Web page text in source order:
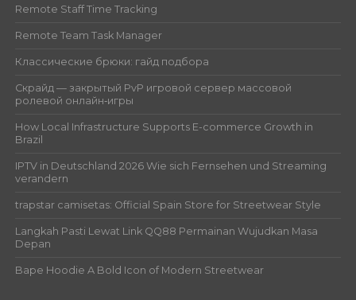
Remote Staff Time Tracking
Remote Team Task Manager
Классические брюки: гайд подбора
Скрайд — закрытый PvP игровой сервер массовой
ролевой онлайн‑игры
How Local Infrastructure Supports E-commerce Growth in
Brazil
IPTV in Deutschland 2026 Wie sich Fernsehen und Streaming
verandern
trapstar camisetas: Official Spain Store for Streetwear Style
Langkah Pasti Lewat Link QQ88 Permainan Wujudkan Masa
Depan
Bape Hoodie A Bold Icon of Modern Streetwear